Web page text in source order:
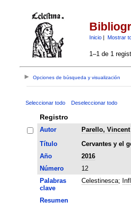
Inicio| Mostrar
1–1 de 1
Opciones de búsqueda y visualización
Seleccionar todo Deseleccionar todo
Registro
Autor
Parello, Vincent
Título
Cervantes y el
Año
2016
Número
12
Palabras
clave
Celestinesca;
Resumen